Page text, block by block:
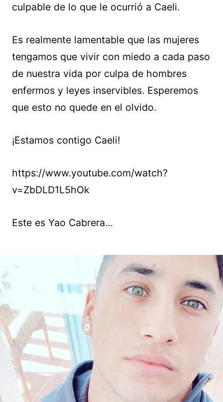
culpable de lo que le ocurrió a Caeli.
Es realmente lamentable que las mujeres
tengamos que vivir con miedo a cada paso
de nuestra vida por culpa de hombres
enfermos y leyes inservibles. Esperemos
que esto no quede en el olvido.
¡Estamos contigo Caeli!
https://www.youtube.com/watch?
v=ZbDLD1L5hOk
Este es Yao Cabrera…